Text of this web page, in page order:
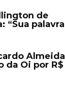
de
“Sua palavra
Almeida
da Oi por R$